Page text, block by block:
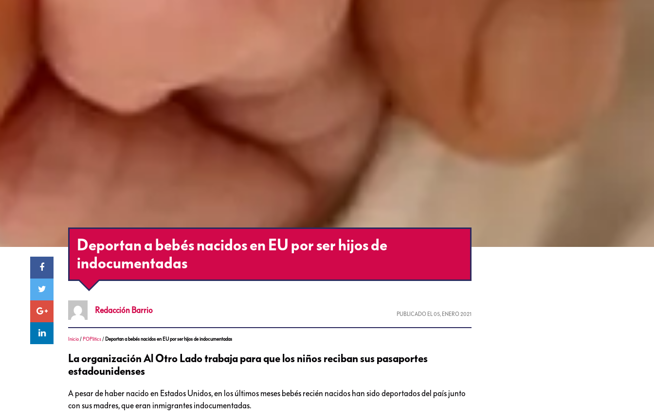
Deportan a bebés nacidos en EU por ser hijos de
indocumentadas
Redacción Barrio PUBLICADO EL05, ENERO 2021
Inicio / POPlitics / Deportan a bebés nacidos en EU por ser hijos de indocumentadas
La organización Al Otro Lado trabaja para que los niños reciban sus pasaportes
estadounidenses
A pesar de haber nacido en Estados Unidos, en los últimos meses bebés recién nacidos han sido deportados del país junto
con sus madres, que eran inmigrantes indocumentadas.